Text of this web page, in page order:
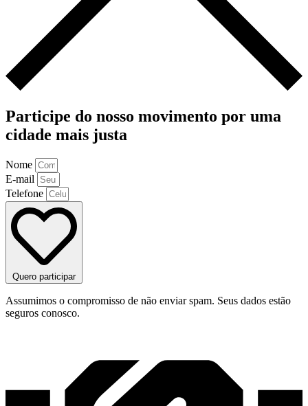
Participe do nosso movimento por uma
cidade mais justa
Nome
E-mail
Telefone
Quero participar
Assumimos o compromisso de não enviar spam. Seus dados estão
seguros conosco.